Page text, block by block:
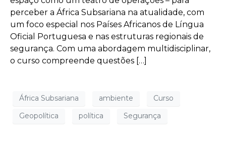
perceber a África Subsariana na atualidade, com
um foco especial nos Países Africanos de Língua
Oficial Portuguesa e nas estruturas regionais de
segurança. Com uma abordagem multidisciplinar,
o curso compreende questões […]
África Subsariana ambiente
Curso
Geopolítica
política Segurança